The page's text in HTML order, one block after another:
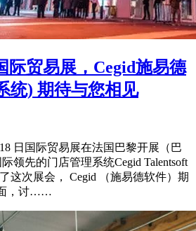
际贸易展，Cegid施易德
统) 期待与您相见
日国际贸易展在法国巴黎开展（巴
领先的门店管理系统Cegid Talentsoft
这次展会， Cegid （施易德软件）期
面，讨……